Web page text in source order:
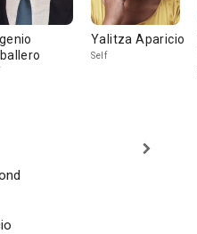
Yalitza Aparicio
Self